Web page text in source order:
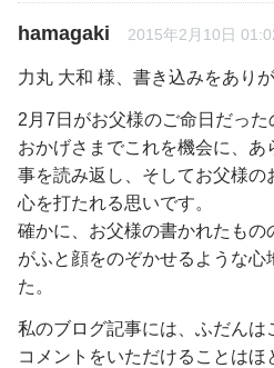
hamagaki 2015年2月10日
力丸 大和 様、書き込みをあり
2月7日がお父様のご命日だった
おかげさまでこれを機会に、
事を読み返し、そしてお父様の
心を打たれる思いです。
確かに、お父様の書かれたもの
がふと顔をのぞかせるような心
た。
私のブログ記事には、ふだんは
コメントをいただけることは